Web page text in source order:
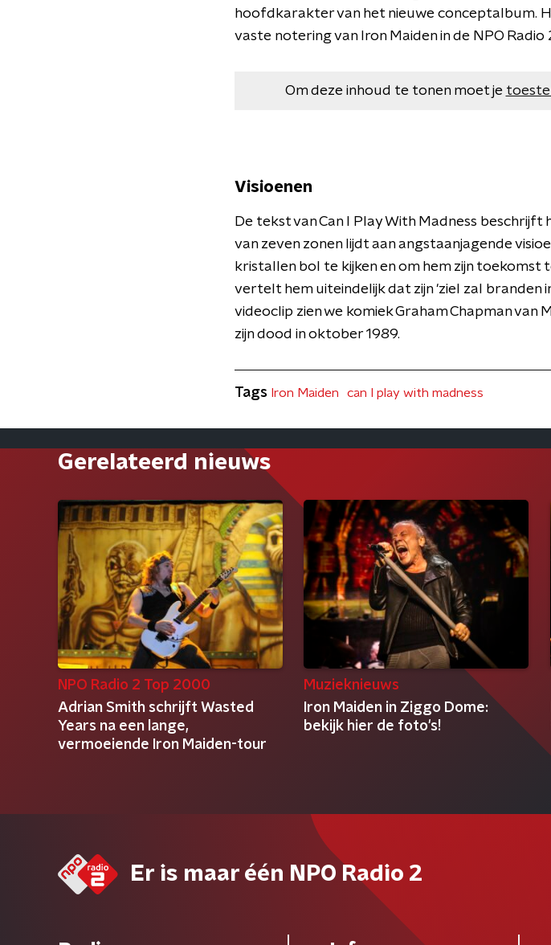
hoofdkarakter van het nieuwe conceptalbum.
vaste notering van Iron Maiden in de NPO Radio
Om deze inhoud te tonen moet je
Visioenen
De tekst van Can I Play With Madness
van zeven zonen lijdt aan angstaanjagende
kristallen bol te kijken en om hem zijn
vertelt hem uiteindelijk dat zijn 'ziel zal branden
videoclip zien we komiek Graham Chapman
zijn dood in oktober 1989.
Tags Iron Maiden can I play with madness
Gerelateerd nieuws
NPO Radio 2 Top 2000
Adrian Smith schrijft Wasted
Years na een lange,
vermoeiende Iron Maiden-tour
Muzieknieuws
Iron Maiden in Ziggo Dome:
bekijk hier de foto's!
Er is maar één NPO Radio 2